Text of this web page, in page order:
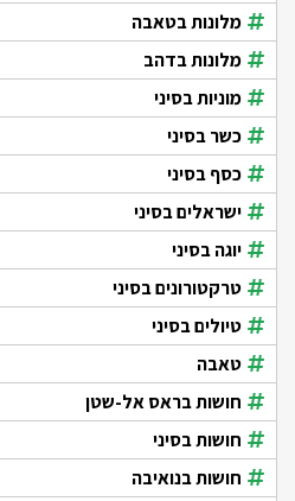
מלונות בטאבה
מלונות בדהב
מוניות בסיני
כשר בסיני
כסף בסיני
ישראלים בסיני
יוגה בסיני
טרקטורונים בסיני
טיולים בסיני
טאבה
חושות בראס אל-שטן
חושות בסיני
חושות בנואיבה